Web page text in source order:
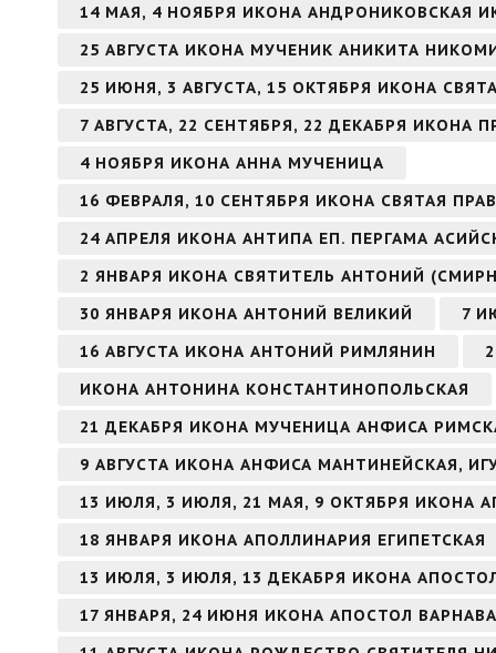
14 МАЯ, 4 НОЯБРЯ ИКОНА АНДРОНИКОВСКАЯ
25 АВГУСТА ИКОНА МУЧЕНИК АНИКИТА
25 ИЮНЯ, 3 АВГУСТА, 15 ОКТЯБРЯ ИКОНА
7 АВГУСТА, 22 СЕНТЯБРЯ, 22 ДЕКАБРЯ
4 НОЯБРЯ ИКОНА АННА МУЧЕНИЦА
16 ФЕВРАЛЯ, 10 СЕНТЯБРЯ ИКОНА СВЯТАЯ
24 АПРЕЛЯ ИКОНА АНТИПА ЕП. ПЕРГАМА
2 ЯНВАРЯ ИКОНА СВЯТИТЕЛЬ АНТОНИЙ
30 ЯНВАРЯ ИКОНА АНТОНИЙ ВЕЛИКИЙ
7
16 АВГУСТА ИКОНА АНТОНИЙ РИМЛЯНИН
ИКОНА АНТОНИНА КОНСТАНТИНОПОЛЬСКАЯ
21 ДЕКАБРЯ ИКОНА МУЧЕНИЦА АНФИСА
9 АВГУСТА ИКОНА АНФИСА МАНТИНЕЙСКАЯ,
13 ИЮЛЯ, 3 ИЮЛЯ, 21 МАЯ, 9 ОКТЯБРЯ ИКОНА
18 ЯНВАРЯ ИКОНА АПОЛЛИНАРИЯ ЕГИПЕТСКАЯ
13 ИЮЛЯ, 3 ИЮЛЯ, 13 ДЕКАБРЯ ИКОНА
17 ЯНВАРЯ, 24 ИЮНЯ ИКОНА АПОСТОЛ ВАРНАВА